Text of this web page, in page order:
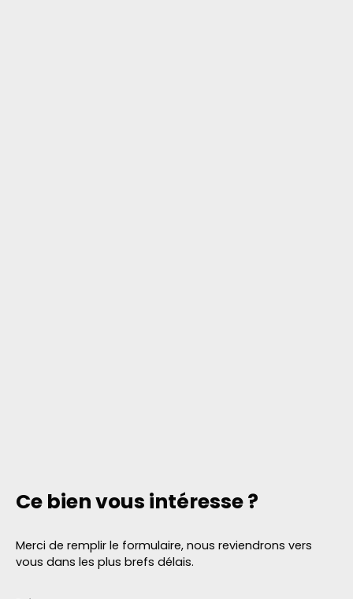
Ce bienvous intéresse ?
Merci de remplir le formulaire, nous reviendrons vers
vous dans les plus brefs délais.